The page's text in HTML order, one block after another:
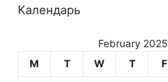
Календарь
February 2025
M
T W T F